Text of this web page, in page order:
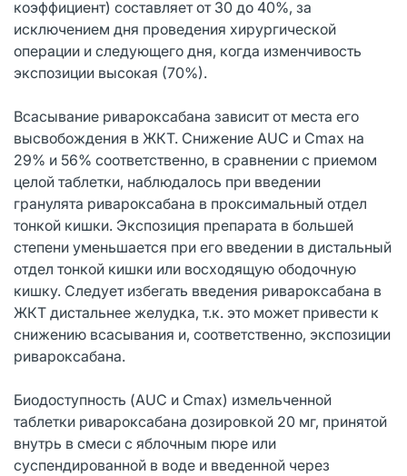
коэффициент) составляет от 30 до 40%, за
исключением дня проведения хирургической
операции и следующего дня, когда изменчивость
экспозиции высокая (70%).
Всасывание ривароксабана зависит от места его
высвобождения в ЖКТ. Снижение AUC и Сmax на
29% и 56% соответственно, в сравнении с приемом
целой таблетки, наблюдалось при введении
гранулята ривароксабана в проксимальный отдел
тонкой кишки. Экспозиция препарата в большей
степени уменьшается при его введении в дистальный
отдел тонкой кишки или восходящую ободочную
кишку. Следует избегать введения ривароксабана в
ЖКТ дистальнее желудка, т.к. это может привести к
снижению всасывания и, соответственно, экспозиции
ривароксабана.
Биодоступность (AUC и Сmax) измельченной
таблетки ривароксабана дозировкой 20 мг, принятой
внутрь в смеси с яблочным пюре или
суспендированной в воде и введенной через